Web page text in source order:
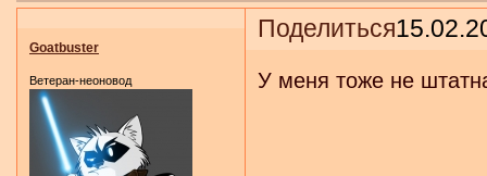
Поделиться
Goatbuster
Ветеран-неоновод У меня тоже не